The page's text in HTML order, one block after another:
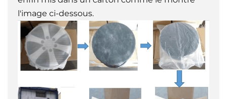
l'image ci-dessous.